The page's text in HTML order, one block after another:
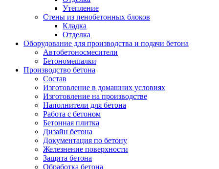
Утепление
Стены из пенобетонных блоков
Кладка
Отделка
Оборудование для производства и подачи бетона
Автобетоносмесители
Бетономешалки
Производство бетона
Состав
Изготовление в домашних условиях
Изготовление на производстве
Наполнители для бетона
Работа с бетоном
Бетонная плитка
Дизайн бетона
Документация по бетону
Железнение поверхности
Защита бетона
Обработка бетона